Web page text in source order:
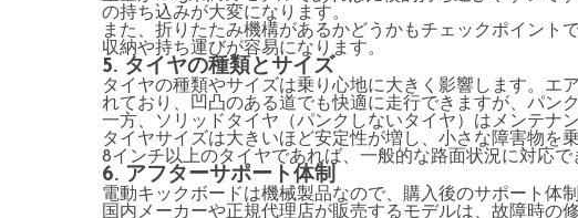
の持ち込みが大変になります。
また、折りたたみ機構があるかどうかもチェックポイント
収納や持ち運びが容易になります。
5. タイヤの種類とサイズ
タイヤの種類やサイズは乗り心地に大きく影響します。エ
れており、凹凸のある道でも快適に走行できますが、パン
一方、ソリッドタイヤ（パンクしないタイヤ）はメンテナ
タイヤサイズは大きいほど安定性が増し、小さな障害物を
8インチ以上のタイヤであれば、一般的な路面状況に対応で
6. アフターサポート体制
電動キックボードは機械製品なので、購入後のサポート体
国内メーカーや正規代理店が販売するモデルは、故障時の